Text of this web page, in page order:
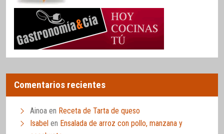
Comentarios recientes
Ainoa en Receta de Tarta de queso
Isabel en Ensalada de arroz con pollo, manzana y